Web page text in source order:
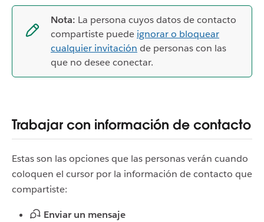
Nota: La persona cuyos datos de contacto
compartiste puede ignorar o bloquear
cualquier invitación de personas con las
que no desee conectar.
Trabajar con información de contacto
Estas son las opciones que las personas verán cuando
coloquen el cursor por la información de contacto que
compartiste:
Enviar un mensaje